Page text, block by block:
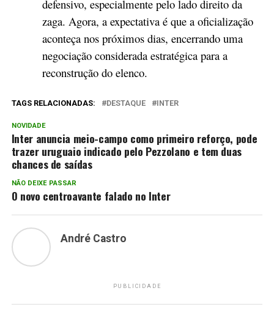
defensivo, especialmente pelo lado direito da
zaga. Agora, a expectativa é que a oficialização
aconteça nos próximos dias, encerrando uma
negociação considerada estratégica para a
reconstrução do elenco.
TAGS RELACIONADAS: DESTAQUE INTER
NOVIDADE
Inter anuncia meio-campo como primeiro reforço, pode
trazer uruguaio indicado pelo Pezzolano e tem duas
chances de saídas
NÃO DEIXE PASSAR
O novo centroavante falado no Inter
André Castro
PUBLICIDADE